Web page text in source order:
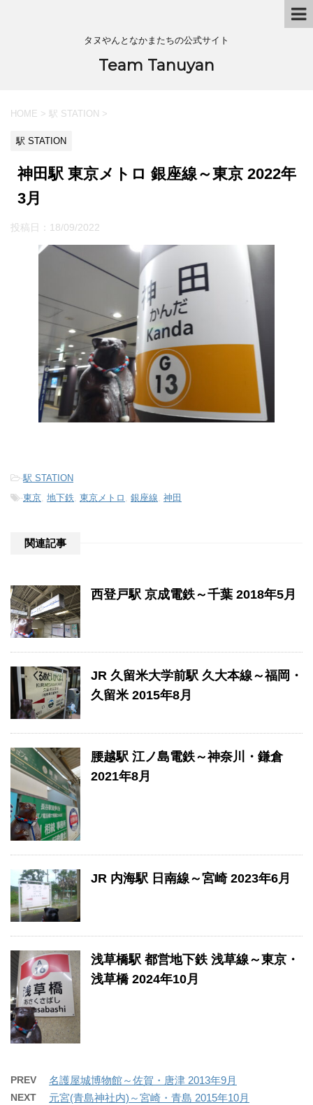
タヌやんとなかまたちの公式サイト
Team Tanuyan
HOME > 駅 STATION >
駅 STATION
神田駅 東京メトロ 銀座線～東京 2022年
3月
投稿日： 18/09/2022
-駅 STATION
-東京 地下鉄 東京メトロ 銀座線 神田
関連記事
西登戸駅 京成電鉄～千葉 2018年5月
JR 久留米大学前駅 久大本線～福岡・
久留米 2015年8月
腰越駅 江ノ島電鉄～神奈川・鎌倉
2021年8月
JR 内海駅 日南線～宮崎 2023年6月
浅草橋駅 都営地下鉄 浅草線～東京・
浅草橋 2024年10月
PREV 名護屋城博物館～佐賀・唐津 2013年9月
NEXT 元宮(青島神社内)～宮崎・青島 2015年10月